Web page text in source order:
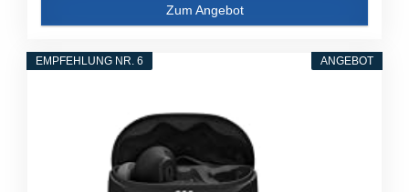
Zum Angebot
ANGEBOT
EMPFEHLUNG NR. 6